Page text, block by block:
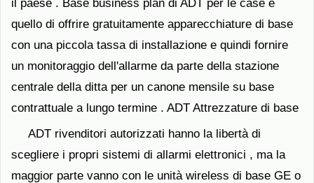
il paese . Base business plan di ADT per le case è
quello di offrire gratuitamente apparecchiature di base
con una piccola tassa di installazione e quindi fornire
un monitoraggio dell'allarme da parte della stazione
centrale della ditta per un canone mensile su base
contrattuale a lungo termine . ADT Attrezzature di base
ADT rivenditori autorizzati hanno la libertà di
scegliere i propri sistemi di allarmi elettronici , ma la
maggior parte vanno con le unità wireless di base GE o